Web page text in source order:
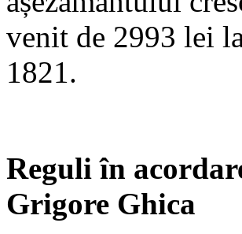
venit de 2993 lei
1821.
Reguli în
Grigore Ghica